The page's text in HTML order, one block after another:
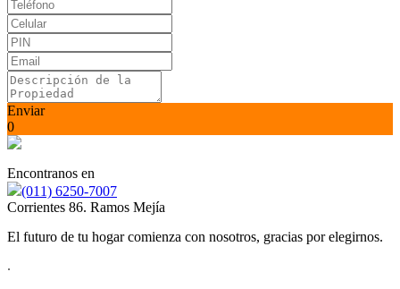
Enviar
0
Encontranos en
(011) 6250-7007
Corrientes 86. Ramos Mejía
El futuro de tu hogar comienza con nosotros, gracias por elegirnos.
.